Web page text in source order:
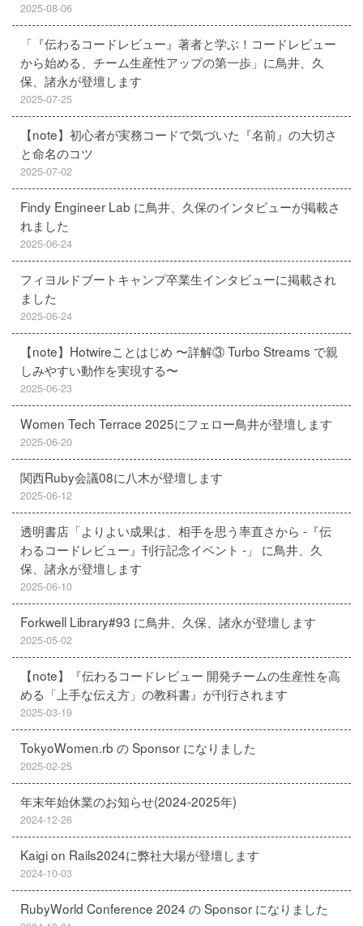
2025-08-06
「『伝わるコードレビュー』著者と学ぶ！コードレビュー
から始める、チーム生産性アップの第一歩」に鳥井、久
保、諸永が登壇します
2025-07-25
【note】初心者が実務コードで気づいた『名前』の大切さ
と命名のコツ
2025-07-02
Findy Engineer Lab に鳥井、久保のインタビューが掲載さ
れました
2025-06-24
フィヨルドブートキャンプ卒業生インタビューに掲載され
ました
2025-06-24
【note】Hotwireことはじめ 〜詳解③ Turbo Streams で親
しみやすい動作を実現する〜
2025-06-23
Women Tech Terrace 2025にフェロー鳥井が登壇します
2025-06-20
関西Ruby会議08に八木が登壇します
2025-06-12
透明書店「よりよい成果は、相手を思う率直さから -『伝
わるコードレビュー』刊行記念イベント -」 に鳥井、久
保、諸永が登壇します
2025-06-10
Forkwell Library#93 に鳥井、久保、諸永が登壇します
2025-05-02
【note】『伝わるコードレビュー 開発チームの生産性を高
める「上手な伝え方」の教科書』が刊行されます
2025-03-19
TokyoWomen.rb の Sponsor になりました
2025-02-25
年末年始休業のお知らせ(2024-2025年)
2024-12-26
Kaigi on Rails2024に弊社大場が登壇します
2024-10-03
RubyWorld Conference 2024 の Sponsor になりました